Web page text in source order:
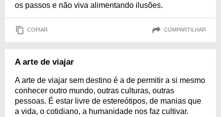
os passos e não viva alimentando ilusões.
COPIAR COMPARTILHAR
A arte de viajar
A arte de viajar sem destino é a de permitir a si mesmo
conhecer outro mundo, outras culturas, outras
pessoas. É estar livre de estereótipos, de manias que
a vida, o cotidiano, a humanidade nos faz cultivar.